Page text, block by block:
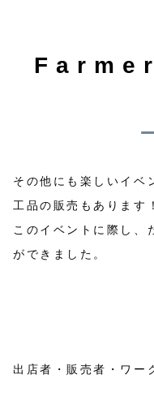
その他にも楽しいイベ
工品の販売もあります！
このイベントに際し、
ができました。
出店者・販売者・ワー